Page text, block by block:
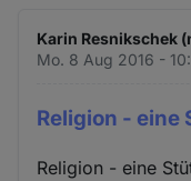
Karin Resnikschek
Mo. 8 Aug 2016 -
Religion - eine
Religion - eine